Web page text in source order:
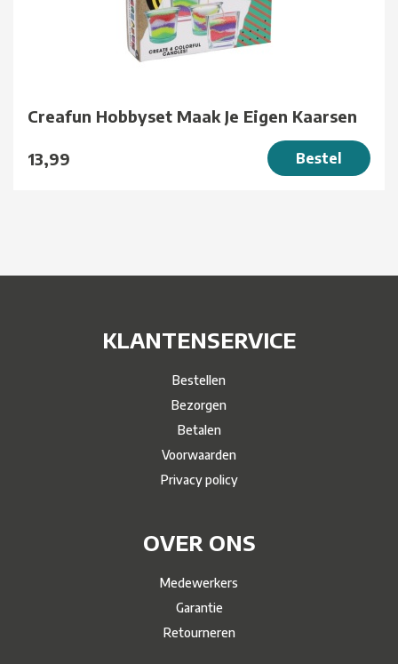
Creafun Hobbyset Maak Je Eigen Kaarsen
13,99 Bestel
KLANTENSERVICE
Bestellen
Bezorgen
Betalen
Voorwaarden
Privacy policy
OVER ONS
Medewerkers
Garantie
Retourneren